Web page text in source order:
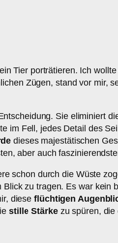
Tier porträtieren. Ich
Zügen, stand vor mir,
Sie eliminiert
im Fell, jedes Detail des
dieses majestätischen
aber auch
schon durch die Wüste
zu tragen. Es war kein
dieseflüchtigen
stille Stärkezu spüren, die